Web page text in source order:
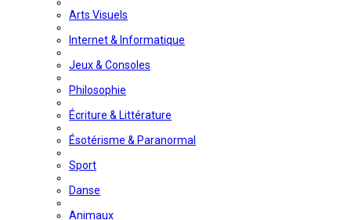
Arts Visuels
Internet & Informatique
Jeux & Consoles
Philosophie
Écriture & Littérature
Ésotérisme & Paranormal
Sport
Danse
Animaux